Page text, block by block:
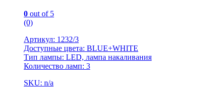
0 out of 5
(0)
Артикул: 1232/3
Доступные цвета: BLUE+WHITE
Тип лампы: LED, лампа накаливания
Количество ламп: 3
SKU: n/a